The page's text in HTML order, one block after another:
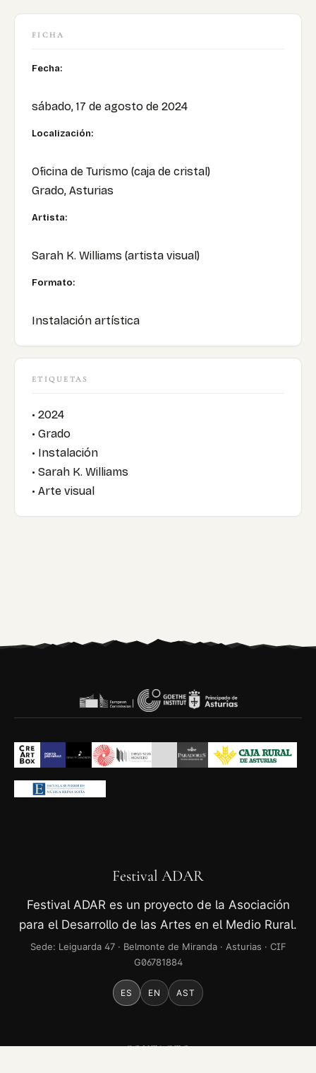
FICHA
Fecha:
sábado, 17 de agosto de 2024
Localización:
Oficina de Turismo (caja de cristal)
Grado, Asturias
Artista:
Sarah K. Williams (artista visual)
Formato:
Instalación artística
ETIQUETAS
• 2024
• Grado
• Instalación
• Sarah K. Williams
• Arte visual
Festival ADAR
Festival ADAR es un proyecto de la Asociación
para el Desarrollo de las Artes en el Medio Rural.
Sede: Leiguarda 47 · Belmonte de Miranda · Asturias · CIF
G06781884
ES EN AST
CONTACTO